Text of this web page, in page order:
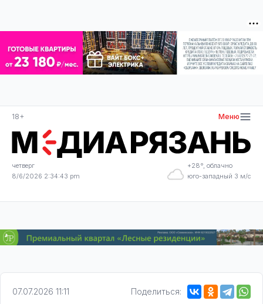
18+ Меню
четверг
8/6/2026 2:34:43 pm
+28°, облачно
юго-западный 3 м/с
07.07.2026 11:11 Поделиться: